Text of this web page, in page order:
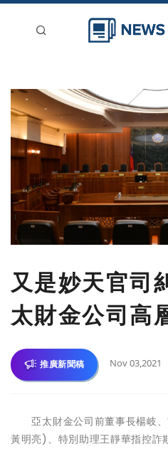
新聞稿分類
登入
又是妙天官
太財金公司高
推廣新聞稿 Nov 03,2021
亞太財金公司前董事長楊岐、
黃明亮)、特別助理王靜華指控詐